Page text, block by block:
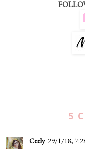
5
Ceely 29/1/18,